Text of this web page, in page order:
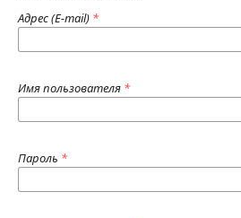
Адрес (E-mail) *
Имя пользователя *
Пароль *